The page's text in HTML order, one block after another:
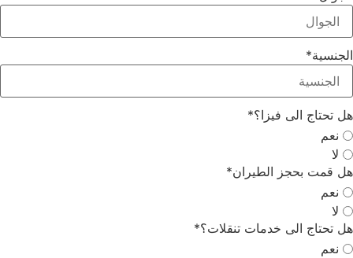
*
تحتاج الى فيزا؟*
نعم
لا
قمت بحجز الطيران*
نعم
لا
تحتاج الى خدمات تنقلات؟*
نعم